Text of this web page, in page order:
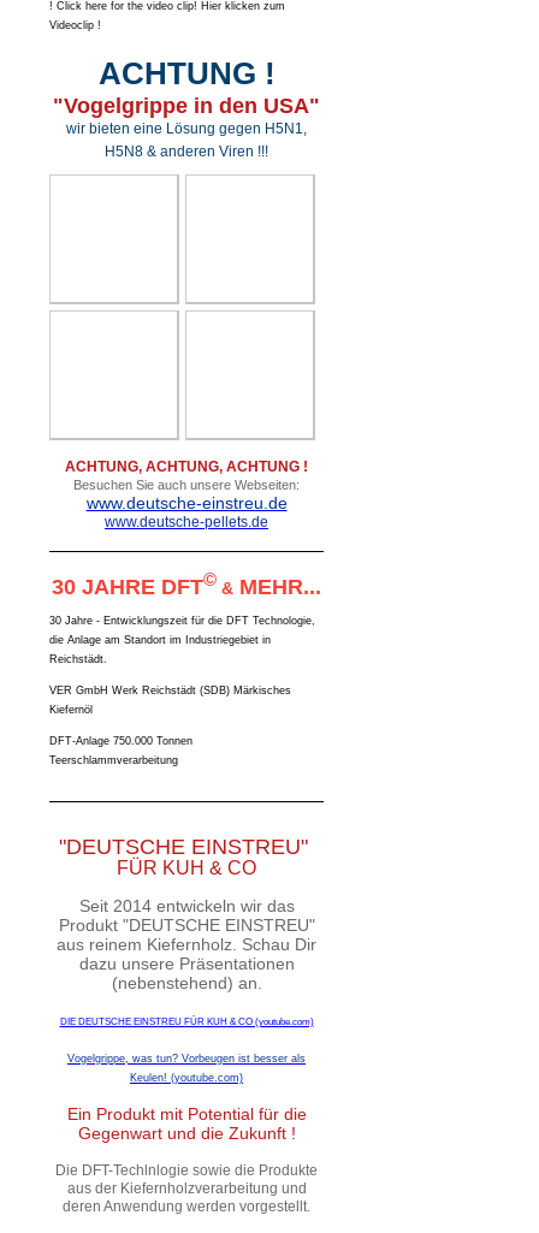
! Click here for the video clip! Hier klicken zum
Videoclip !
ACHTUNG !
"Vogelgrippe in den USA"
wir bieten eine Lösung gegen H5N1,
H5N8 & anderen Viren !!!
ACHTUNG, ACHTUNG, ACHTUNG !
Besuchen Sie auch unsere Webseiten:
www.deutsche-einstreu.de
www.deutsche-pellets.de
30 JAHRE DFT© & MEHR...
30 Jahre - Entwicklungszeit für die DFT Technologie,
die Anlage am Standort im Industriegebiet in
Reichstädt.
VER GmbH Werk Reichstädt (SDB) Märkisches
Kiefernöl
DFT-Anlage 750.000 Tonnen
Teerschlammverarbeitung
"DEUTSCHE EINSTREU"
FÜR KUH & CO
Seit 2014 entwickeln wir das
Produkt "DEUTSCHE EINSTREU"
aus reinem Kiefernholz. Schau Dir
dazu unsere Präsentationen
(nebenstehend) an.
DIE DEUTSCHE EINSTREU FÜR KUH & CO (youtube.com)
Vogelgrippe, was tun? Vorbeugen ist besser als
Keulen! (youtube.com)
Ein Produkt mit Potential für die
Gegenwart und die Zukunft !
Die DFT-Techlnlogie sowie die Produkte
aus der Kiefernholzverarbeitung und
deren Anwendung werden vorgestellt.